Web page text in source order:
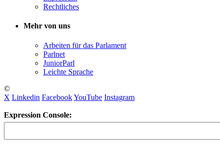
Rechtliches
Mehr von uns
Arbeiten für das Parlament
Parlnet
JuniorParl
Leichte Sprache
©
X Linkedin FacebookYouTube Instagram
Expression Console: